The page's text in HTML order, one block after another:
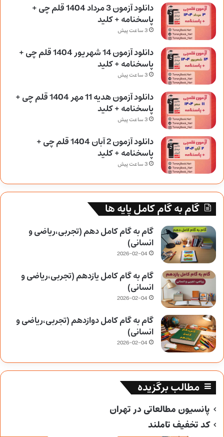
دانلود آزمون 3 مرداد 1404 قلم چی +
پاسخنامه + کلید
3 ساعت پیش
دانلود آزمون 14 شهریور 1404 قلم چی +
پاسخنامه + کلید
3 ساعت پیش
دانلود آزمون هدیه 11 مهر 1404 قلم چی +
پاسخنامه + کلید
3 ساعت پیش
دانلود آزمون 2 آبان 1404 قلم چی +
پاسخنامه + کلید
3 ساعت پیش
گام به گام کامل پایه ها
گام به گام کامل دهم (تجربی،ریاضی و
انسانی)
2026-02-04
گام به گام کامل یازدهم (تجربی،ریاضی و
انسانی)
2026-02-04
گام به گام کامل دوازدهم (تجربی،ریاضی و
انسانی)
2026-02-04
مطالب برگزیده
پانسیون مطالعاتی در تهران
کد تخفیف تاملند